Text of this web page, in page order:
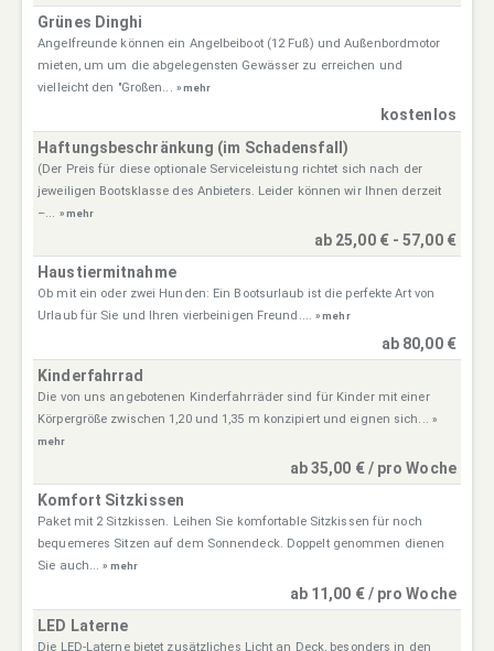
Grünes Dinghi
Angelfreunde können ein Angelbeiboot (12 Fuß) und Außenbordmotor
mieten, um um die abgelegensten Gewässer zu erreichen und
vielleicht den "Großen... » mehr
kostenlos
Haftungsbeschränkung (im Schadensfall)
(Der Preis für diese optionale Serviceleistung richtet sich nach der
jeweiligen Bootsklasse des Anbieters. Leider können wir Ihnen derzeit
–... » mehr
ab 25,00 € - 57,00 €
Haustiermitnahme
Ob mit ein oder zwei Hunden: Ein Bootsurlaub ist die perfekte Art von
Urlaub für Sie und Ihren vierbeinigen Freund....» mehr
ab 80,00 €
Kinderfahrrad
Die von uns angebotenen Kinderfahrräder sind für Kinder mit einer
Körpergröße zwischen 1,20 und 1,35 m konzipiert und eignen sich... »
mehr
ab 35,00 € / pro Woche
Komfort Sitzkissen
Paket mit 2 Sitzkissen. Leihen Sie komfortable Sitzkissen für noch
bequemeres Sitzen auf dem Sonnendeck. Doppelt genommen dienen
Sie auch...» mehr
ab 11,00 € / pro Woche
LED Laterne
Die LED-Laterne bietet zusätzliches Licht an Deck, besonders in den